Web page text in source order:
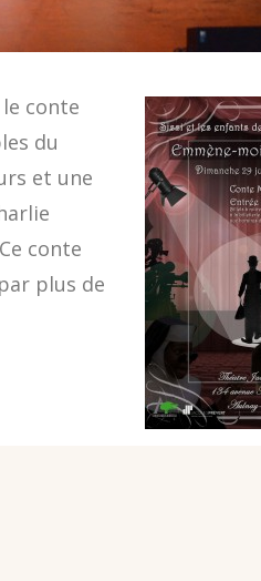
conte
du
et une
conte
plus de